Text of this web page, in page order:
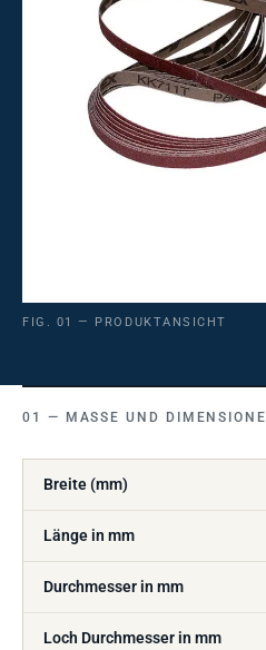
FIG. 01 — PRODUKTANSICHT
MASSE UND DIMENSIONEN
Breite (mm)
Länge in mm
Durchmesser in mm
Loch Durchmesser in mm